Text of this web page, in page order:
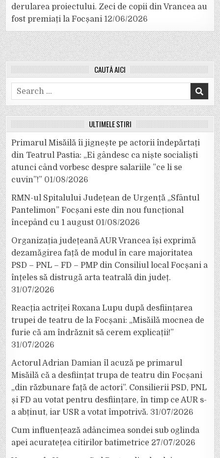
derularea proiectului. Zeci de copii din Vrancea au
fost premiați la Focșani 12/06/2026
CAUTĂ AICI
Search
for:
ULTIMELE ȘTIRI
Primarul Misăilă îi jignește pe actorii îndepărtați
din Teatrul Pastia: „Ei gândesc ca niște socialiști
atunci când vorbesc despre salariile ”ce li se
cuvin”!” 01/08/2026
RMN-ul Spitalului Județean de Urgență „Sfântul
Pantelimon” Focșani este din nou funcțional
începând cu 1 august 01/08/2026
Organizația județeană AUR Vrancea își exprimă
dezamăgirea față de modul în care majoritatea
PSD – PNL – FD – PMP din Consiliul local Focșani a
înțeles să distrugă arta teatrală din județ.
31/07/2026
Reacția actriței Roxana Lupu după desființarea
trupei de teatru de la Focșani: „Misăilă mocnea de
furie că am îndrăznit să cerem explicații!”
31/07/2026
Actorul Adrian Damian îl acuză pe primarul
Misăilă că a desființat trupa de teatru din Focșani
„din răzbunare față de actori”. Consilierii PSD, PNL
și FD au votat pentru desființare, în timp ce AUR s-
a abținut, iar USR a votat împotrivă. 31/07/2026
Cum influențează adâncimea sondei sub oglinda
apei acuratețea citirilor batimetrice 27/07/2026